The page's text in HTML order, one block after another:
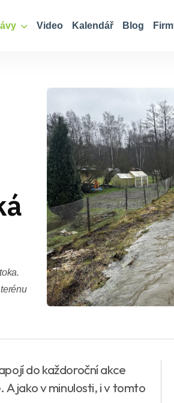
Video Kalendář Blog
do každoroční akce
jako v minulosti, i v tomto